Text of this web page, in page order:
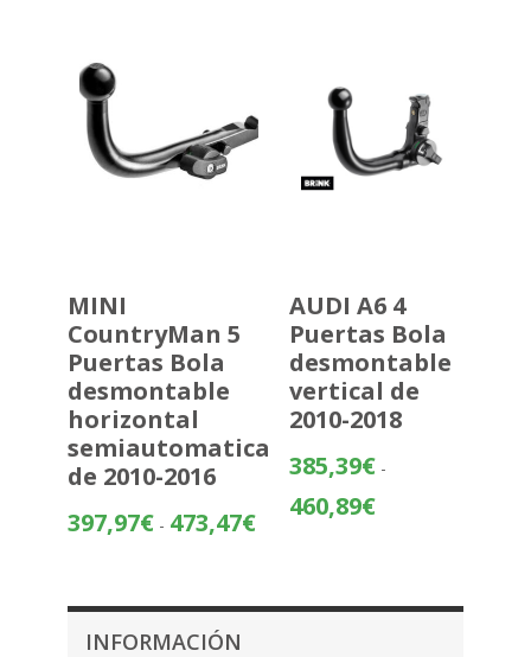
MINI
CountryMan 5
Puertas Bola
desmontable
horizontal
semiautomatica
de 2010-2016
397,97€ - 473,47€Rango
AUDI A6 4
Puertas Bola
desmontable
vertical de
2010-2018
385,39€ -
460,89€Rango
385,39€
INFORMACIÓN